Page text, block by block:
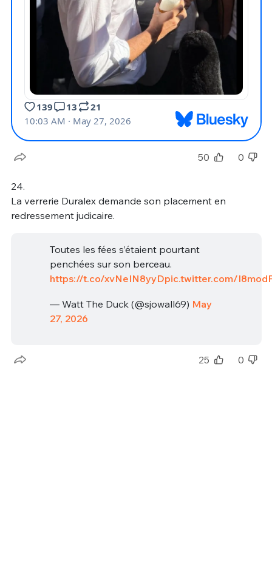
50 0
24.
La verrerie Duralex demande son placement en
redressement judicaire.
Toutes les fées s’étaient pourtant
penchées sur son berceau.
https://t.co/xvNeIN8yyDpic.twitter.com/
— Watt The Duck (@sjowall69) May
27, 2026
25 0